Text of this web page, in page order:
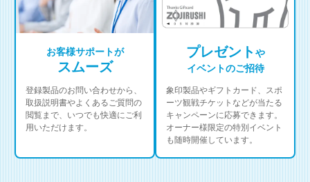
お客様サポートが
スムーズ
登録製品のお問い合わせから、
取扱説明書やよくあるご質問の
閲覧まで、いつでも快適にご利
用いただけます。
プレゼントや
イベントのご招待
象印製品やギフトカード、スポ
ーツ観戦チケットなどが当たる
キャンペーンに応募できます。
オーナー様限定の特別イベント
も随時開催しています。